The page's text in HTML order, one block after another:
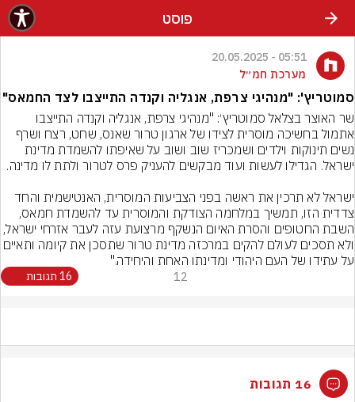
פוסט
05:51 - 20.05.2025
מערכת חמ״ל
סמוטריץ': "מנהיגי צרפת, אנגליה וקנדה התייצבו לצד החמאס"
נשים תינוקות וילדים ושמכריז שוב ושוב על שאיפתו להשמדת מדינת
ישראל לא תרכין את ראשה בפני הצביעות המוסרית, האנטישמית והחד
על עתידו של העם היהודי ומדינתו האחת והיחידה."
12 16 תגובות
16 תגובות